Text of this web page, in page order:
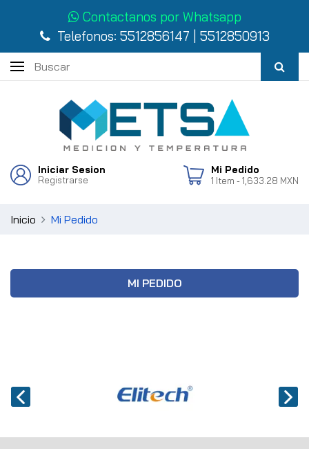
Contactanos por Whatsapp
Telefonos: 5512856147 5512850913
Iniciar Sesion
Registrarse
Mi Pedido
1 Item - 1,633.28 MXN
Inicio Mi Pedido
MI PEDIDO